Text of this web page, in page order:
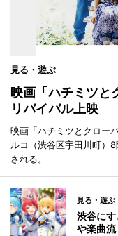
見る・遊ぶ
映画「ハチミツと
リバイバル上映
映画「ハチミツとクロー
ルコ（渋谷区宇田川町）
される。
見る・遊ぶ
渋谷に
や楽曲